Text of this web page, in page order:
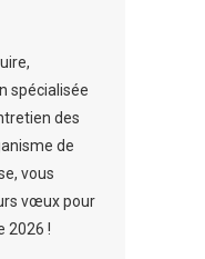
spécialisée
des
de
vous
vœux pour
2026 !